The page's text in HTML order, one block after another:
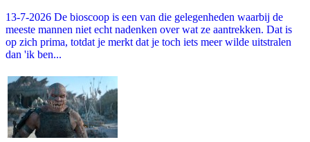
13-7-2026 De bioscoop is een van die gelegenheden waarbij de
meeste mannen niet echt nadenken over wat ze aantrekken. Dat is
op zich prima, totdat je merkt dat je toch iets meer wilde uitstralen
dan 'ik ben...